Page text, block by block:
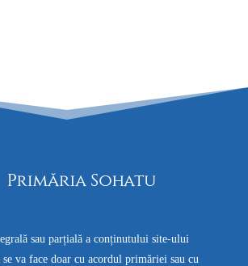
sau parțială a conținutului site-ului
va face doar cu acordul primăriei sau cu